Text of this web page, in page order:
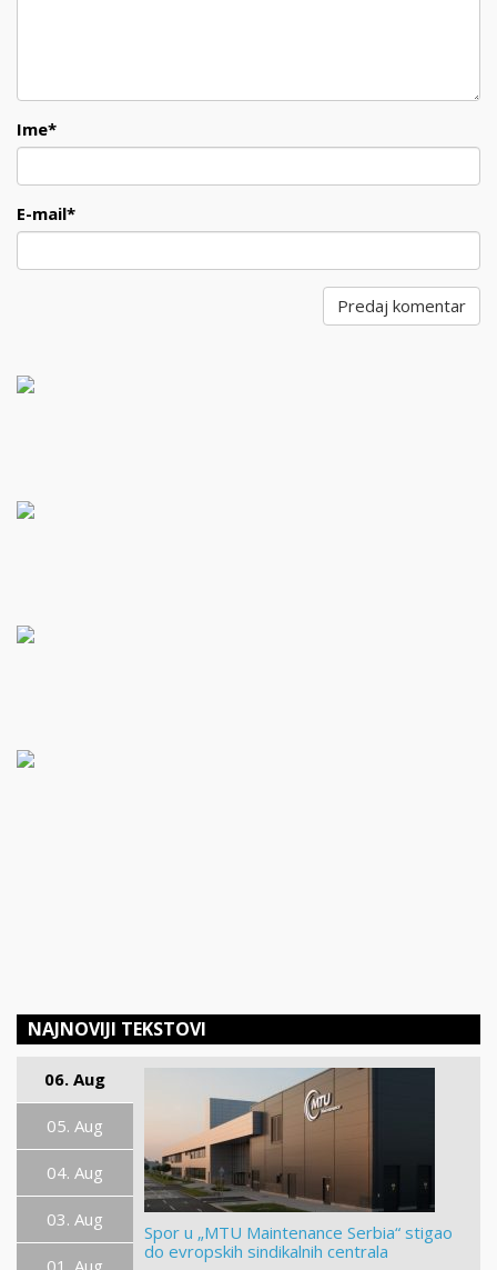
Ime*
E-mail*
NAJNOVIJI TEKSTOVI
06. Aug
05. Aug
04. Aug
03. Aug
01. Aug
Spor u „MTU Maintenance Serbia“ stigao
do evropskih sindikalnih centrala